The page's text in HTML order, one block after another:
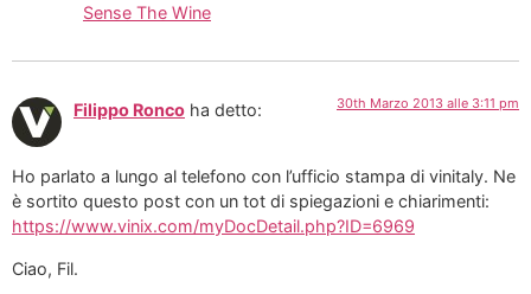
Sense The Wine
Filippo Ronco ha detto: 30th Marzo 2013 alle 3:11 pm
Ho parlato a lungo al telefono con l’ufficio stampa di vinitaly. Ne
è sortito questo post con un tot di spiegazioni e chiarimenti:
https://www.vinix.com/myDocDetail.php?ID=6969
Ciao, Fil.